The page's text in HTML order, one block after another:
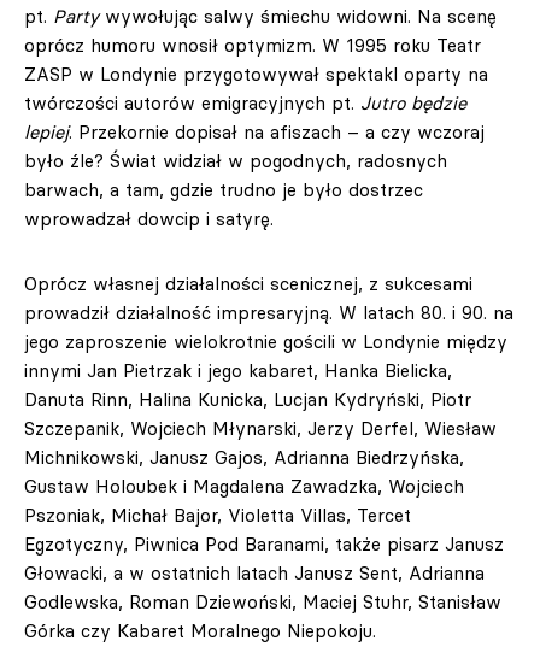
pt. Partywywołując salwy śmiechu widowni. Na scenę
oprócz humoru wnosił optymizm. W 1995 roku Teatr
ZASP w Londynie przygotowywał spektakl oparty na
twórczości autorów emigracyjnych pt. Jutro będzie
lepiej. Przekornie dopisał na afiszach – a czy wczoraj
było źle? Świat widział w pogodnych, radosnych
barwach, a tam, gdzie trudno je było dostrzec
wprowadzał dowcip i satyrę.
Oprócz własnej działalności scenicznej, z sukcesami
prowadził działalność impresaryjną. W latach 80. i 90. na
jego zaproszenie wielokrotnie gościli w Londynie między
innymi Jan Pietrzak i jego kabaret, Hanka Bielicka,
Danuta Rinn, Halina Kunicka, Lucjan Kydryński, Piotr
Szczepanik, Wojciech Młynarski, Jerzy Derfel, Wiesław
Michnikowski, Janusz Gajos, Adrianna Biedrzyńska,
Gustaw Holoubek i Magdalena Zawadzka, Wojciech
Pszoniak, Michał Bajor, Violetta Villas, Tercet
Egzotyczny, Piwnica Pod Baranami, także pisarz Janusz
Głowacki, a w ostatnich latach Janusz Sent, Adrianna
Godlewska, Roman Dziewoński, Maciej Stuhr, Stanisław
Górka czy Kabaret Moralnego Niepokoju.